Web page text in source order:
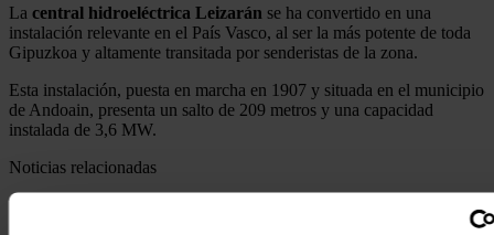
La central hidroeléctrica Leizarán se ha convertido en una
instalación relevante en el País Vasco, al ser la más potente de toda
Gipuzkoa y altamente transitada por senderistas de la zona.
Esta instalación, puesta en marcha en 1907 y situada en el municipio
de Andoain, presenta un salto de 209 metros y una capacidad
instalada de 3,6 MW.
Noticias relacionadas